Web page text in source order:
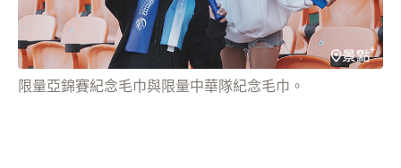
限量亞錦賽紀念毛巾與限量中華隊紀念毛巾。